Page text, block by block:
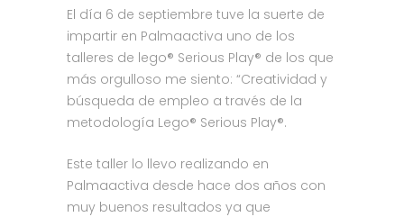
El día 6 de septiembre tuve la suerte de
impartir en Palmaactiva uno de los
talleres de lego® Serious Play® de los que
más orgulloso me siento: “Creatividad y
búsqueda de empleo a través de la
metodología Lego® Serious Play®.
Este taller lo llevo realizando en
Palmaactiva desde hace dos años con
muy buenos resultados ya que